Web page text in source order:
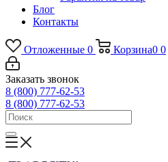
Блог
Контакты
Отложенные 0 Корзина0 0
Заказать звонок
8 (800) 777-62-53
8 (800) 777-62-53